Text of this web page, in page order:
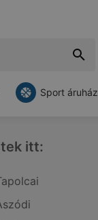
Sport áruház
itt: